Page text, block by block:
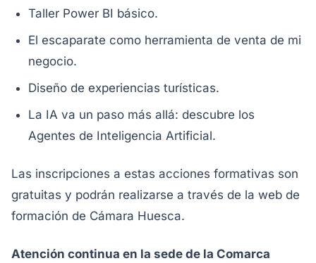
Taller Power BI básico.
El escaparate como herramienta de venta de mi
negocio.
Diseño de experiencias turísticas.
La IA va un paso más allá: descubre los
Agentes de Inteligencia Artificial.
Las inscripciones a estas acciones formativas son
gratuitas y podrán realizarse a través de la web de
formación de Cámara Huesca.
Atención continua en la sede de la Comarca